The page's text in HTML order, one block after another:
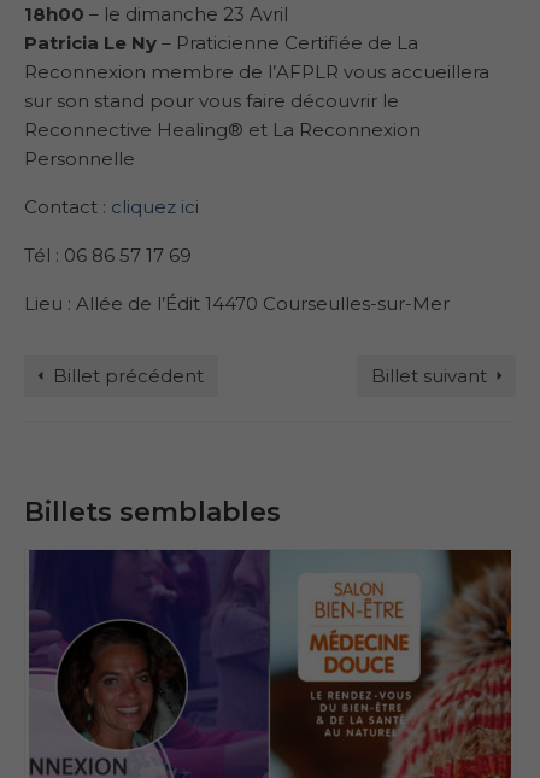
18h00 – le dimanche 23 Avril
Patricia Le Ny – Praticienne Certifiée de La
Reconnexion membre de l’AFPLR vous accueillera
sur son stand pour vous faire découvrir le
Reconnective Healing® et La Reconnexion
Personnelle
Contact : cliquez ici
Tél : 06 86 57 17 69
Lieu : Allée de l’Édit 14470 Courseulles-sur-Mer
Billet précédent Billet suivant
Billets semblables